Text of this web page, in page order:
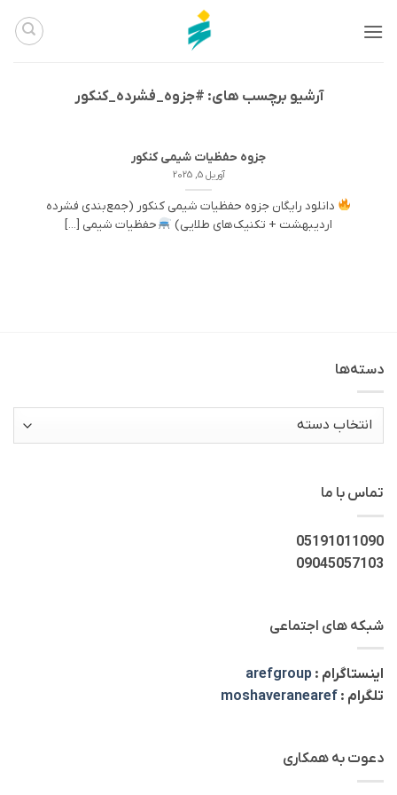
آرشیو برچسب های: #جزوه_فشرده_کنکور
جزوه حفظیات شیمی کنکور
آوریل 5, 2025
دانلود رایگان جزوه حفظیات شیمی کنکور (جمع‌بندی فشرده
اردیبهشت + تکنیک‌های طلایی)
حفظیات شیمی [...]
دسته‌ها
دسته‌ها
تماس با ما
05191011090
09045057103
شبکه های اجتماعی
اینستاگرام : arefgroup
تلگرام : moshaveranearef
دعوت به همکاری